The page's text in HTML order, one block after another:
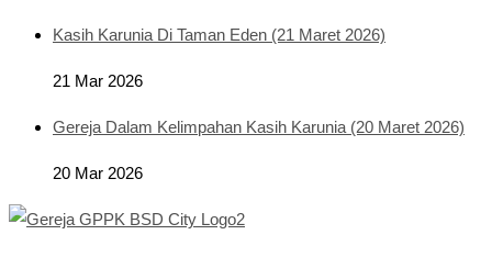
Kasih Karunia Di Taman Eden (21 Maret 2026)
21 Mar 2026
Gereja Dalam Kelimpahan Kasih Karunia (20 Maret 2026)
20 Mar 2026